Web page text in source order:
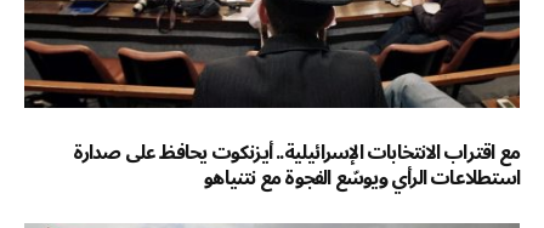
مع اقتراب الانتخابات الإسرائيلية.. أيزنكوت يحافظ على صدارة
استطلاعات الرأي ويوسّع الفجوة مع نتنياهو